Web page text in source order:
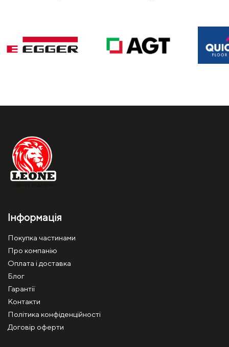
Інформація
Покупка частинами
Про компанію
Оплата і доставка
Блог
Гарантії
Контакти
Політика конфіденційності
Договір оферти